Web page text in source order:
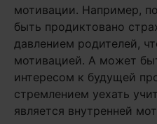
мотивации. Например,
быть продиктовано
давлением родителей,
мотивацией. А может
интересом к будущей
стремлением уехать
является внутренней